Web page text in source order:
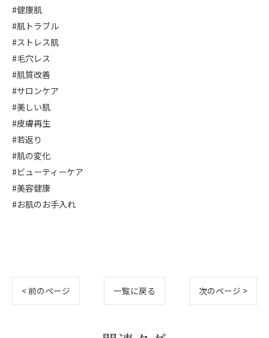
#健康肌
#肌トラブル
#ストレス肌
#毛穴レス
#肌質改善
#サロンケア
#美しい肌
#皮膚再生
#若返り
#肌の変化
#ビューティーケア
#美容健康
#お肌のお手入れ
< 前のページ 一覧に戻る 次のページ >